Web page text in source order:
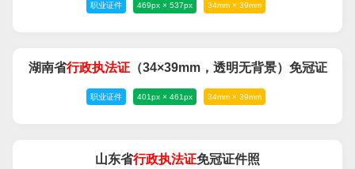
照
职业证件 469px × 537px 34mm × 39mm
湖南省行政执法证（34×39mm，透明无背景）免冠证
件照
职业证件 401px × 461px 34mm × 39mm
山东省行政执法证免冠证件照